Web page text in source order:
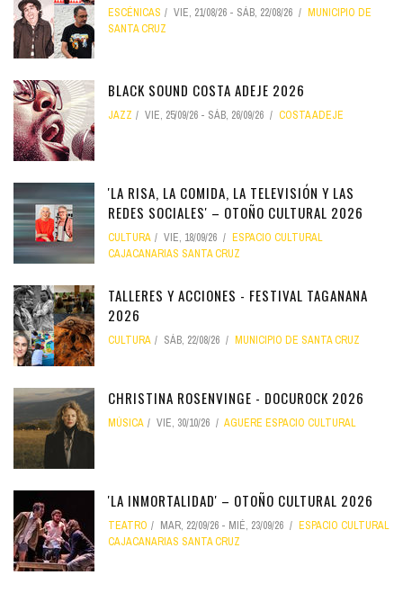
ESCÉNICAS VIE, 21/08/26 - SÁB, 22/08/26
MUNICIPIO DE
SANTA CRUZ
BLACK SOUND COSTA ADEJE 2026
JAZZ VIE, 25/09/26 - SÁB, 26/09/26 COSTA ADEJE
'LA RISA, LA COMIDA, LA TELEVISIÓN Y LAS
REDES SOCIALES' – OTOÑO CULTURAL 2026
CULTURA VIE, 18/09/26
ESPACIO CULTURAL
CAJACANARIAS SANTA CRUZ
TALLERES Y ACCIONES - FESTIVAL TAGANANA
2026
CULTURA SÁB, 22/08/26 MUNICIPIO DE SANTA CRUZ
CHRISTINA ROSENVINGE - DOCUROCK 2026
MÚSICA VIE, 30/10/26 AGUERE ESPACIO CULTURAL
'LA INMORTALIDAD' – OTOÑO CULTURAL 2026
TEATRO MAR, 22/09/26 - MIÉ, 23/09/26
ESPACIO CULTURAL
CAJACANARIAS SANTA CRUZ